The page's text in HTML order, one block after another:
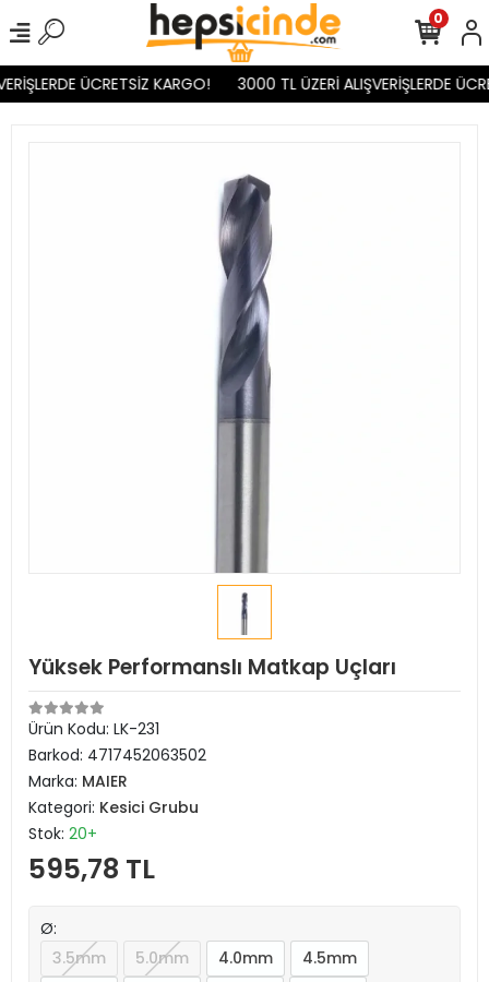
ÜCRETSİZ KARGO! 3000 TL ÜZERİ ALIŞVERİŞLERDE
0
Yüksek Performanslı Matkap Uçları
Ürün Kodu: LK-231
Barkod: 4717452063502
Marka: MAIER
Kategori: Kesici Grubu
Stok: 20+
595,78 TL
Ø:
3.5mm
5.0mm 4.0mm
4.5mm